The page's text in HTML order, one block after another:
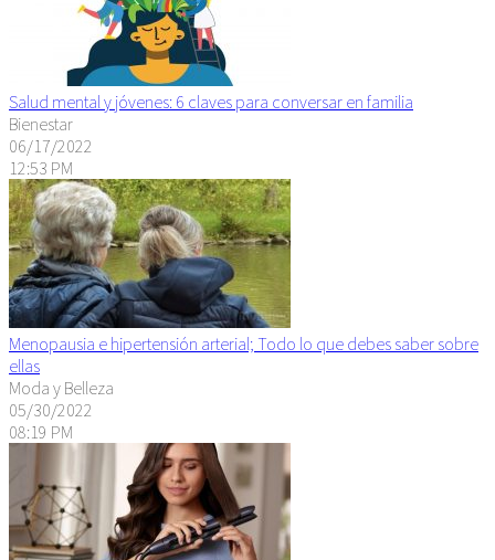
Salud mental y jóvenes: 6 claves para conversar en familia
Bienestar
06/17/2022
12:53 PM
Menopausia e hipertensión arterial; Todo lo que debes saber sobre
ellas
Moda y Belleza
05/30/2022
08:19 PM